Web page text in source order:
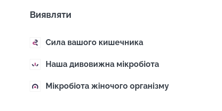
Виявляти
Сила вашого кишечника
Наша дивовижна мікробіота
Мікробіота жіночого організму